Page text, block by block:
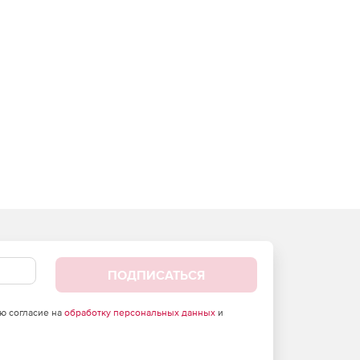
ПОДПИСАТЬСЯ
согласие на обработку персональных данныхи